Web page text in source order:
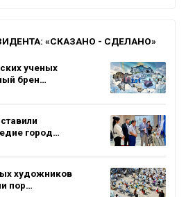
«СКАЗАНО - СДЕЛАНО»
ученых
брен…
город…
художников
пор…